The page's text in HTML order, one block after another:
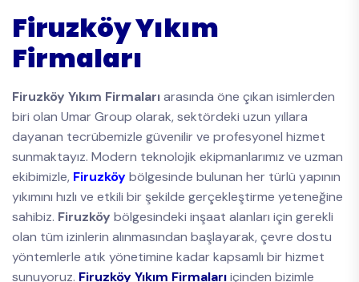
Firuzköy Yıkım
Firmaları
Firuzköy Yıkım Firmalarıarasında öne çıkan isimlerden
biri olan Umar Group olarak, sektördeki uzun yıllara
dayanan tecrübemizle güvenilir ve profesyonel hizmet
sunmaktayız. Modern teknolojik ekipmanlarımız ve uzman
ekibimizle, Firuzköybölgesinde bulunan her türlü yapının
yıkımını hızlı ve etkili bir şekilde gerçekleştirme yeteneğine
sahibiz. Firuzköy bölgesindeki inşaat alanları için gerekli
olan tüm izinlerin alınmasından başlayarak, çevre dostu
yöntemlerle atık yönetimine kadar kapsamlı bir hizmet
sunuyoruz. Firuzköy Yıkım Firmalarıiçinden bizimle